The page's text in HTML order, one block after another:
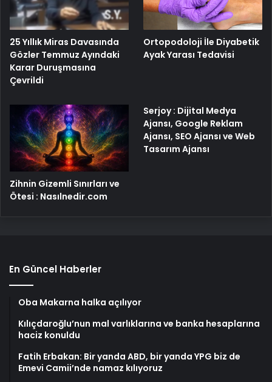
25 Yıllık Miras Davasında
Gözler Temmuz Ayındaki
Karar Duruşmasına
Çevrildi
Ortopodoloji İle Diyabetik
Ayak Yarası Tedavisi
Zihnin Gizemli Sınırları ve
Ötesi : Nasılnedir.com
Serjoy : Dijital Medya
Ajansı, Google Reklam
Ajansı, SEO Ajansı ve Web
Tasarım Ajansı
En Güncel Haberler
Oba Makarna halka açılıyor
Kılıçdaroğlu’nun mal varlıklarına ve banka hesaplarına
haciz konuldu
Fatih Erbakan: Bir yanda ABD, bir yanda YPG biz de
Emevi Camii’nde namaz kılıyoruz